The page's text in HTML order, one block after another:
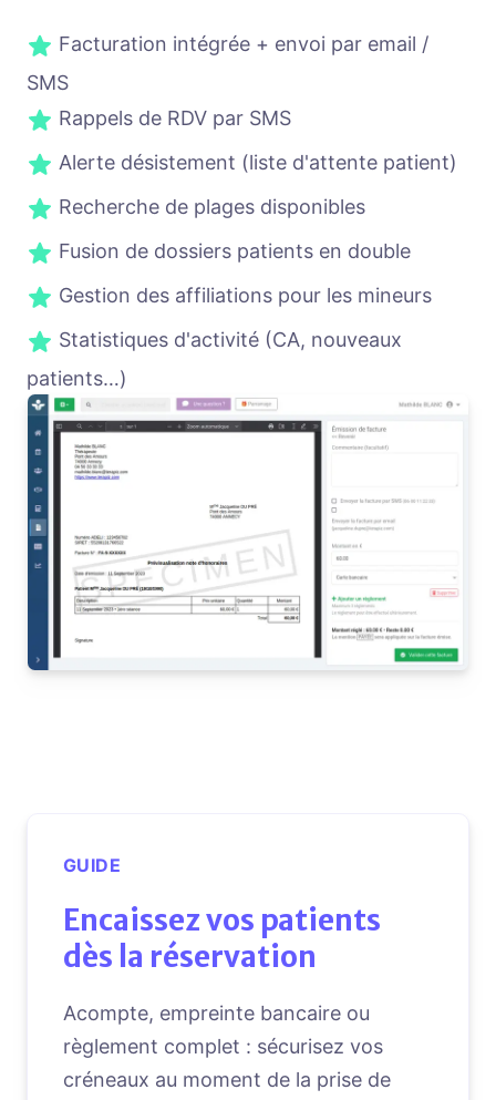
Facturation intégrée + envoi par email /
SMS
Rappels de RDV par SMS
Alerte désistement (liste d'attente patient)
Recherche de plages disponibles
Fusion de dossiers patients en double
Gestion des affiliations pour les mineurs
Statistiques d'activité (CA, nouveaux
patients…)
GUIDE
Encaissez vos patients
dès la réservation
Acompte, empreinte bancaire ou
règlement complet : sécurisez vos
créneaux au moment de la prise de